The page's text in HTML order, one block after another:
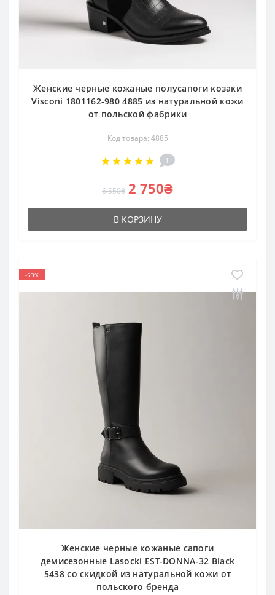
Женские черные кожаные полусапоги козаки
Visconi 1801162-980 4885 из натуральной кожи
от польской фабрики
Код товара: 4885
1
6 550₴ 2 750₴
В КОРЗИНУ
-53%
Женские черные кожаные сапоги
демисезонные Lasocki EST-DONNA-32 Black
5438 со скидкой из натуральной кожи от
польского бренда